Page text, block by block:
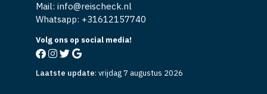
Mail: info@reischeck.nl
Whatsapp: +31612157740
Volg ons op social media!
Laatste update: vrijdag 7 augustus 2026